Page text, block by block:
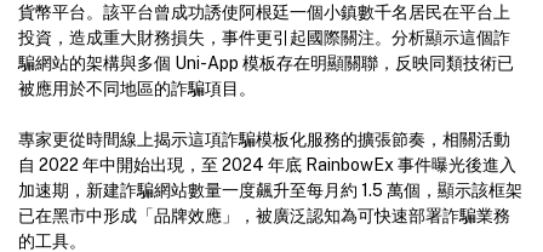
貨幣平台。該平台曾成功誘使阿根廷一個小鎮數千名居民在平台上
投資，造成重大財務損失，事件更引起國際關注。分析顯示這個詐
騙網站的架構與多個 Uni-App 模板存在明顯關聯，反映同類技術已
被應用於不同地區的詐騙項目。
專家更從時間線上揭示這項詐騙模板化服務的擴張節奏，相關活動
自 2022 年中開始出現，至 2024 年底 RainbowEx 事件曝光後進入
加速期，新建詐騙網站數量一度飆升至每月約 1.5 萬個，顯示該框架
已在黑市中形成「品牌效應」，被廣泛認知為可快速部署詐騙業務
的工具。